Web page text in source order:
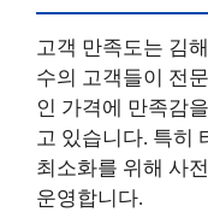
고객 만족도는 김
수의 고객들이 전
인 가격에 만족감
고 있습니다. 특히
최소화를 위해 사
운영합니다.